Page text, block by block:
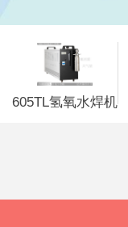
605TL氢氧水焊机